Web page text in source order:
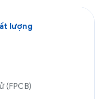
lượng
(FPCB)